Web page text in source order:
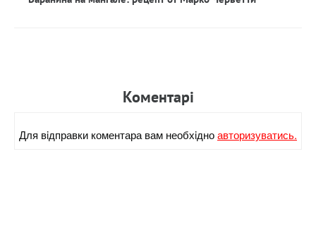
Коментарi
Для вiдправки коментара вам необхiдноавторизуватись.